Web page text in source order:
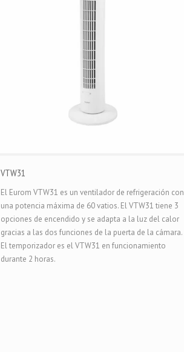
VTW31
El Eurom VTW31 es un ventilador de refrigeración con
una potencia máxima de 60 vatios. El VTW31 tiene 3
opciones de encendido y se adapta a la luz del calor
gracias a las dos funciones de la puerta de la cámara.
El temporizador es el VTW31 en funcionamiento
durante 2 horas.